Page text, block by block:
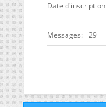
Date d'inscription
Messages 29